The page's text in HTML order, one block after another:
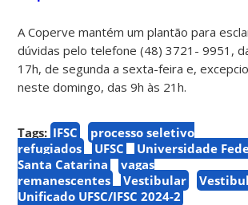
A Coperve mantém um plantão para
dúvidas pelo telefone (48) 3721- 9951,
17h, de segunda a sexta-feira e,
neste domingo, das 9h às 21h.
Tags: IFSC
processo seletivo
refugiados
UFSC
Universidade
Santa Catarina
vagas
remanescentes
Vestibular
Unificado UFSC/IFSC 2024-2